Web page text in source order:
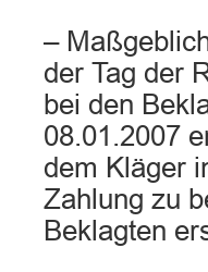
–
der Tag der
bei den
08.01.2007
dem Kläger
Zahlung zu
Beklagten